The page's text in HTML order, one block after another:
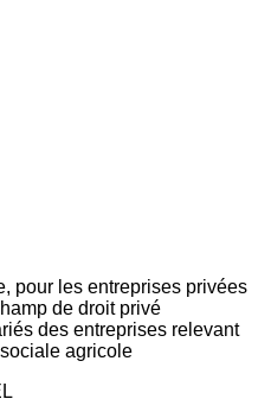
pour les entreprises privées
de droit privé
des entreprises relevant
agricole